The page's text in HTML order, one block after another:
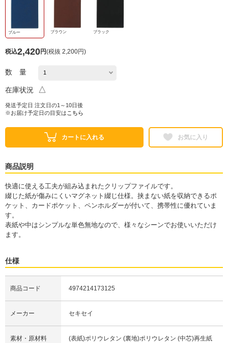
ブルー ブラウン ブラック
税込2,420円(税抜 2,200円)
数 量
在庫状況 △
発送予定日 注文日の1～10日後
※お届け予定日の目安は こちら
カートに入れる お気に入り
商品説明
快適に使える工夫が組み込まれたクリップファイルです。
綴じた紙が傷みにくいマグネット綴じ仕様。挟まない紙を収納できるポ
ケット、カードポケット、ペンホルダーが付いて、携帯性に優れていま
す。
表紙や中はシンプルな単色無地なので、様々なシーンでお使いいただけ
ます。
仕様
商品コード 4974214173125
メーカー セキセイ
素材・原材料
(表紙)ポリウレタン (裏地)ポリウレタン (中芯)再生紙